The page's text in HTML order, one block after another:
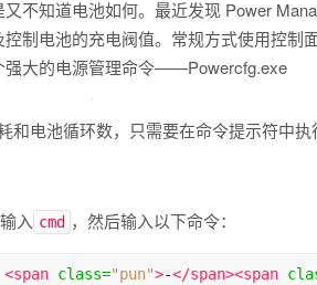
不知道电池如何。最近发现 Power
制电池的充电阀值。常规方式使用控制
强大的电源管理命令——Powercfg.exe
电池循环数，只需要在命令提示符中执
入 cmd ，然后输入以下命令：
<span class="pun">-</span><span